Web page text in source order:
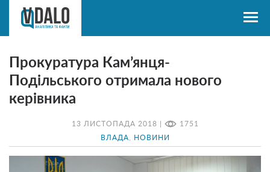
13 ЛИСТОПАДА 2018 | 1751
ВЛАДА НОВИНИ
Прокуратура Кам’янця-
Подільського отримала нового
керівника